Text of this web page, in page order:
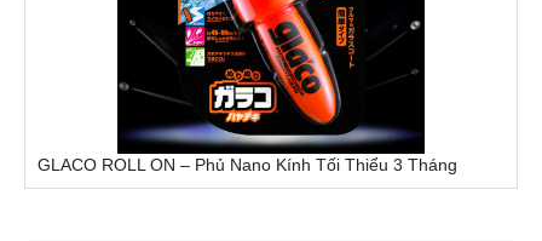
GLACO ROLL ON – Phủ Nano Kính Tối Thiểu 3 Tháng